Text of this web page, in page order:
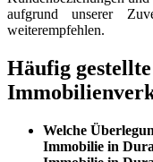
aufgrund unserer
weiterempfehlen.
Häufig
Welche
Immobilie in